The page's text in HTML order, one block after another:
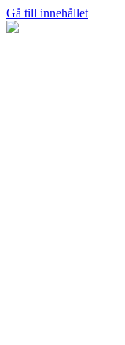
Gå till innehållet